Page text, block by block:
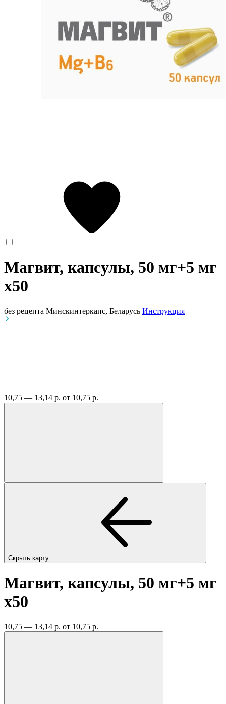
Магвит, капсулы, 50 мг+5 мг
x50
без рецепта Минскинтеркапс, Беларусь Инструкция
10,75 — 13,14 р. от 10,75 р.
Скрыть карту
Магвит, капсулы, 50 мг+5 мг
x50
10,75 — 13,14 р. от 10,75 р.